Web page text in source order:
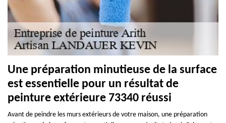
Une préparation minutieuse de la surface
est essentielle pour un résultat de
peinture extérieure 73340 réussi
Avant de peindre les murs extérieurs de votre maison, une préparation